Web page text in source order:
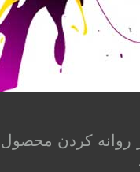
روانه کردن